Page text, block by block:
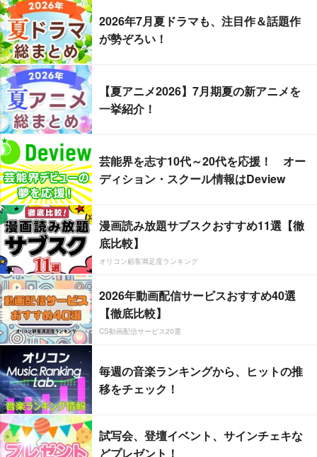
2026年7月夏ドラマも、注目作＆話題作
が勢ぞろい！
【夏アニメ2026】7月期夏の新アニメを
一挙紹介！
芸能界を志す10代～20代を応援！ オー
ディション・スクール情報はDeview
漫画読み放題サブスクおすすめ11選【徹
底比較】
オリコン顧客満足度ランキング
2026年動画配信サービスおすすめ40選
【徹底比較】
CS動画配信サービス20選
毎週の音楽ランキングから、ヒットの推
移をチェック！
試写会、登壇イベント、サインチェキな
どプレゼント！